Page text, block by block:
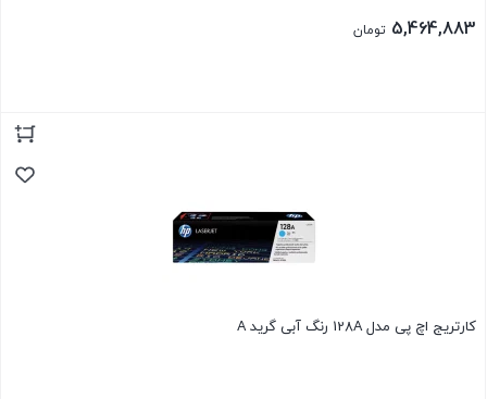
5,464,883 تومان
کارتریج اچ پی مدل 128A رنگ آبی گرید A